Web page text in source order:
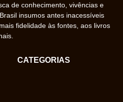
de conhecimento, vivências e
insumos antes inacessíveis
fidelidade às fontes, aos livros
CATEGORIAS